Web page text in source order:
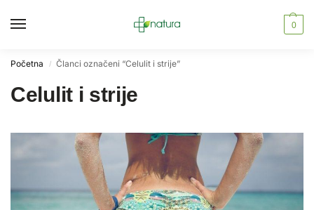
0
Početna / Članci označeni “Celulit i strije”
Celulit i strije